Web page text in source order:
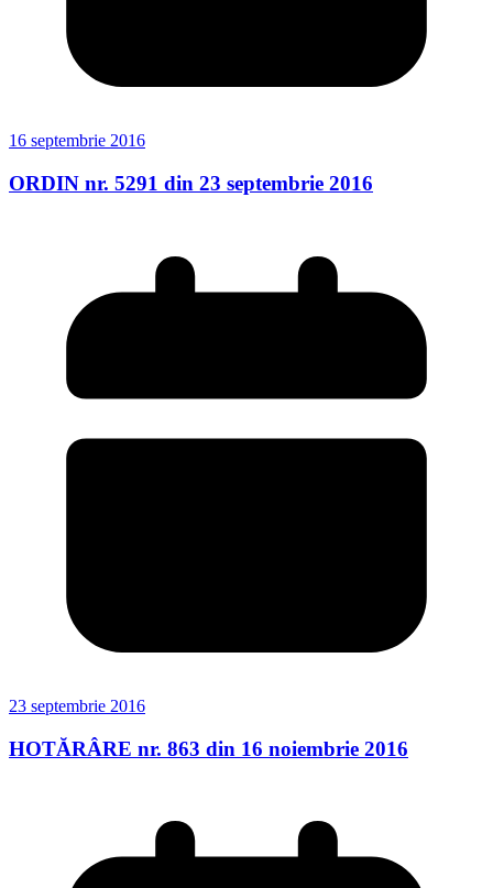
16 septembrie 2016
ORDIN nr. 5291 din 23 septembrie 2016
23 septembrie 2016
HOTĂRÂRE nr. 863 din 16 noiembrie 2016